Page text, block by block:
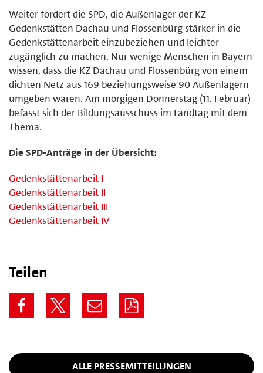
Weiter fordert die SPD, die Außenlager der KZ-
Gedenkstätten Dachau und Flossenbürg stärker in die
Gedenkstättenarbeit einzubeziehen und leichter
zugänglich zu machen. Nur wenige Menschen in Bayern
wissen, dass die KZ Dachau und Flossenbürg von einem
dichten Netz aus 169 beziehungsweise 90 Außenlagern
umgeben waren. Am morgigen Donnerstag (11. Februar)
befasst sich der Bildungsausschuss im Landtag mit dem
Thema.
Die SPD-Anträge in der Übersicht:
Gedenkstättenarbeit I
Gedenkstättenarbeit II
Gedenkstättenarbeit III
Gedenkstättenarbeit IV
Teilen
ALLE PRESSEMITTEILUNGEN